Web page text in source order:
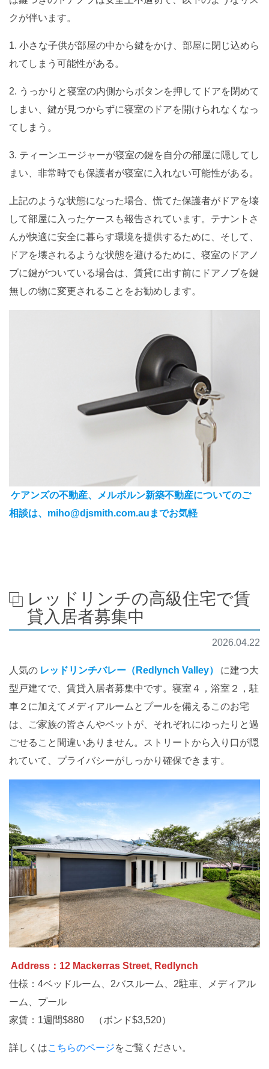
クが伴います。
1. 小さな子供が部屋の中から鍵をかけ、部屋に閉じ込めら
れてしまう可能性がある。
2. うっかりと寝室の内側からボタンを押してドアを閉めて
しまい、鍵が見つからずに寝室のドアを開けられなくなっ
てしまう。
3. ティーンエージャーが寝室の鍵を自分の部屋に隠してし
まい、非常時でも保護者が寝室に入れない可能性がある。
上記のような状態になった場合、慌てた保護者がドアを壊
して部屋に入ったケースも報告されています。テナントさ
んが快適に安全に暮らす環境を提供するために、そして、
ドアを壊されるような状態を避けるために、寝室のドアノ
ブに鍵がついている場合は、賃貸に出す前にドアノブを鍵
無しの物に変更されることをお勧めします。
ケアンズの不動産、メルボルン新築不動産についてのご
相談は、miho@djsmith.com.auまでお気軽
レッドリンチの高級住宅で賃
貸入居者募集中
2026.04.22
人気の レッドリンチバレー（Redlynch Valley）
に建つ大
型戸建てで、賃貸入居者募集中です。寝室４，浴室２，駐
車２に加えてメディアルームとプールを備えるこのお宅
は、ご家族の皆さんやペットが、それぞれにゆったりと過
ごせること間違いありません。ストリートから入り口が隠
れていて、プライバシーがしっかり確保できます。
Address：12 Mackerras Street, Redlynch
仕様：4ベッドルーム、2バスルーム、2駐車、メディアル
ーム、プール
家賃：1週間$880 （ボンド$3,520）
詳しくはこちらのページをご覧ください。